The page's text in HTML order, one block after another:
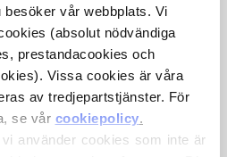
vår webbplats. Vi
(absolut nödvändiga
prestandacookies och
Vissa cookies är våra
av tredjepartstjänster. För
se vår cookiepolicy.
använder cookies som inte är
Ullen kan spåras direkt
från. På så sätt vet vi
och vilka får som har
egenskaper. Den är
innebär att ullen håller våra